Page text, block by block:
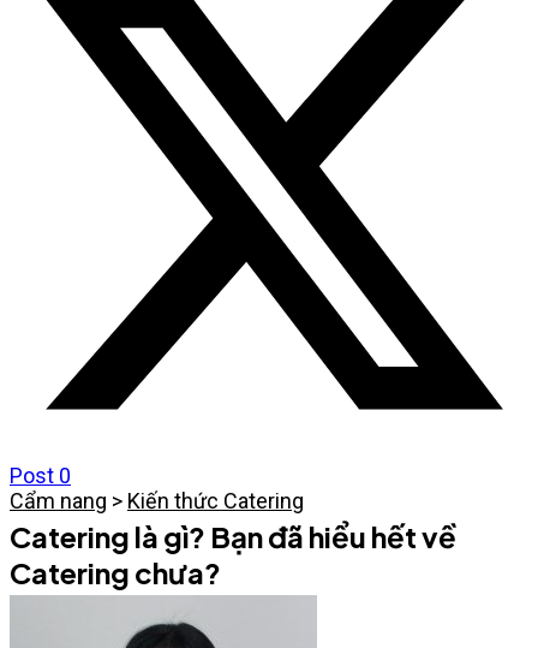
Post 0
Cẩm nang > Kiến thức Catering
Catering là gì? Bạn đã hiểu hết về
Catering chưa?